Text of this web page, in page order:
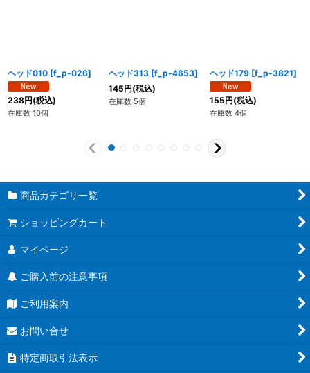
ヘッド010 [f_p-026]
238円(税込)
在庫数 10個
ヘッド313 [f_p-4653]
145円(税込)
在庫数 5個
ヘッド179 [f_p-3821]
155円(税込)
在庫数 4個
商品カテゴリ一覧
ショッピングカート
マイページ
ご購入前の注意事項
ご利用案内
お問い合せ
特定商取引法表示